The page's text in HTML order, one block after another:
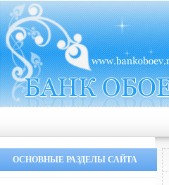
ОСНОВНЫЕ РАЗДЕЛЫ САЙТА